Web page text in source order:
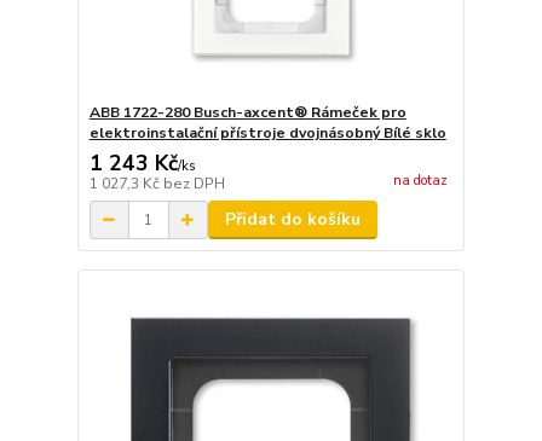
ABB 1722-280 Busch-axcent® Rámeček pro
elektroinstalační přístroje dvojnásobný Bílé sklo
1 243 Kč/ks
1 027,3 Kč bez DPH na dotaz
Přidat do košíku